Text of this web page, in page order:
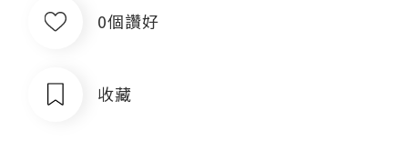
0個讚好
收藏